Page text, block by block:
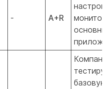
- A+R
настроит
базовую